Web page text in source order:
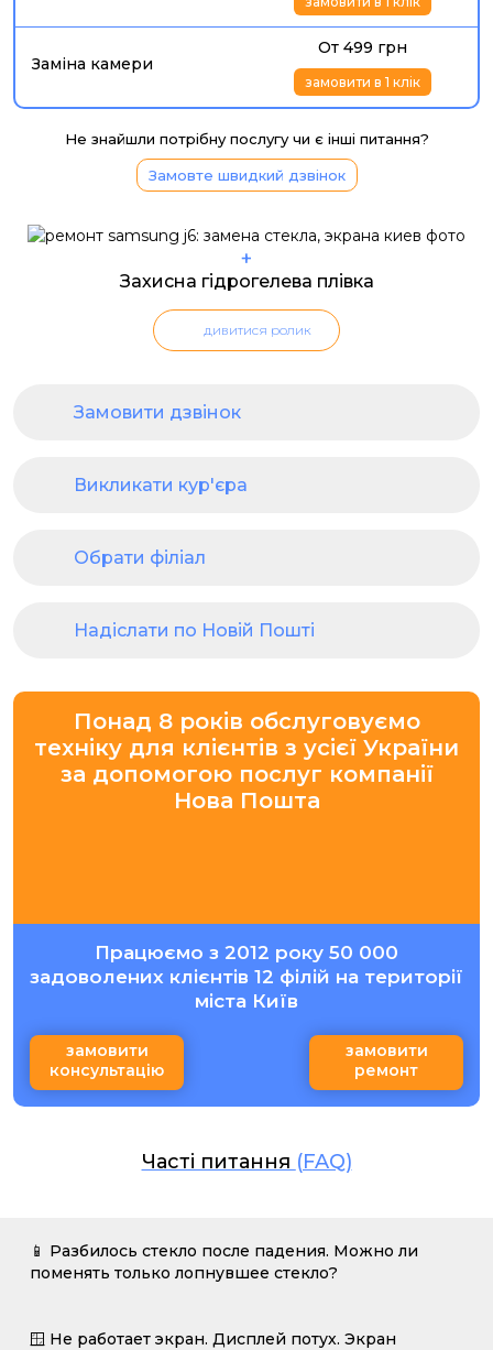
Заміна камери
От 499 грн
замовити в 1 клік
Не знайшли потрібну послугу чи є інші питання?
Замовте швидкий дзвінок
+
Захисна гідрогелева плівка
дивитися ролик
Замовити дзвінок
Викликати кур'єра
Обрати філіал
Надіслати по Новій Пошті
Понад 8 років обслуговуємо
техніку для клієнтів з усієї України
за допомогою послуг компанії
Нова Пошта
Працюємо з 2012 року 50 000
задоволених клієнтів 12 філій на території
міста Київ
замовити
консультацію
замовити
ремонт
Часті питання (FAQ)
📱 Разбилось стекло после падения. Можно ли
поменять только лопнувшее стекло?
🪟 Не работает экран. Дисплей потух. Экран